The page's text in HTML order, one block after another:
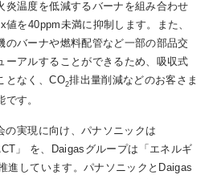
炎温度を低減するバーナを組み合わせ
を40ppm未満に抑制します。また、
のバーナや燃料配管など一部の部品交
ーアルすることができるため、吸収式
となく、CO2排出量削減などのお客さま
す。
実現に向け、パナソニックは
」 を、Daigasグループは「エネルギ
進しています。パナソニックとDaigas